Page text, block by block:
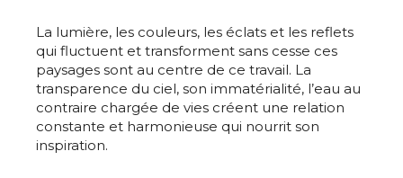
La lumière, les couleurs, les éclats et les reflets
qui fluctuent et transforment sans cesse ces
paysages sont au centre de ce travail. La
transparence du ciel, son immatérialité, l’eau au
contraire chargée de vies créent une relation
constante et harmonieuse qui nourrit son
inspiration.